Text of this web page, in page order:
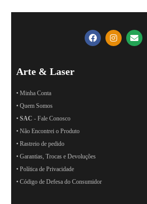
Arte & Laser
• Minha Conta
• Quem Somos
•SAC - Fale Conosco
• Não Encontrei o Produto
• Rastreio de pedido
• Garantias, Trocas e Devoluções
• Política de Privacidade
• Código de Defesa do Consumidor